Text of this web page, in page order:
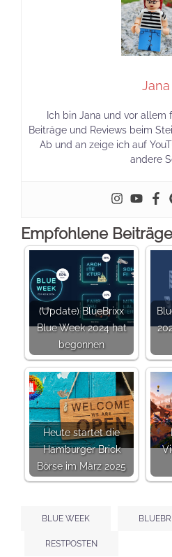
Jana
Ich bin Jana und vor allem
Beiträge und Reviews beim
Ab und an zeige ich auf
andere
Empfohlene
(Update) BlueBrixx
Blue Week 2024 hat
begonnen
Heute startet die
Hamburger Brick
Börse im März 2025
BLUE WEEK
RESTPOSTEN